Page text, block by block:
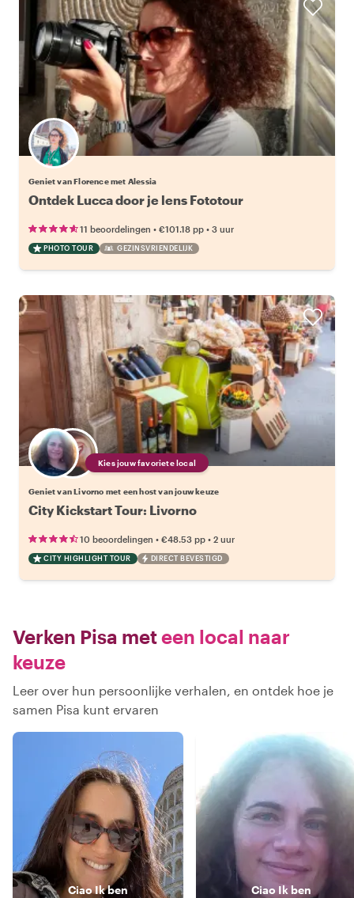
Geniet van Florence met Alessia
Ontdek Lucca door je lens Fototour
11 beoordelingen • €101.18 pp • 3 uur
PHOTO TOUR GEZINSVRIENDELIJK
Kies jouw favoriete local
Geniet van Livorno met een host van jouw keuze
City Kickstart Tour: Livorno
10 beoordelingen • €48.53 pp • 2 uur
CITY HIGHLIGHT TOUR DIRECT BEVESTIGD
Verken Pisa meteen local naar
keuze
Leer over hun persoonlijke verhalen, en ontdek hoe je
samen Pisa kunt ervaren
CiaoIk ben Ciao Ik ben